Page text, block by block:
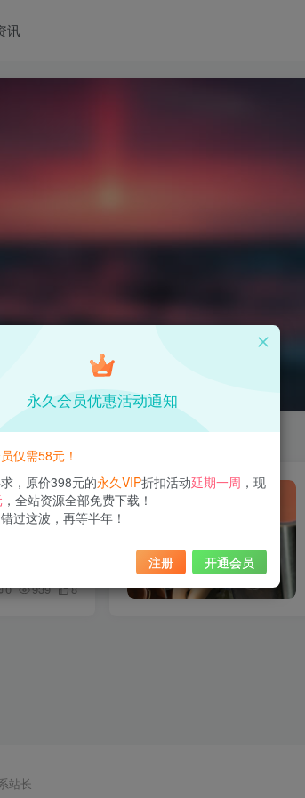
讯
海少女》
0 939 8
站长
永久会员优惠活动通知
仅需58元！
，原价398元的永久VIP折扣活动延期一周 ，现
，全站资源全部免费下载！
过这波，再等半年！
注册 开通会员